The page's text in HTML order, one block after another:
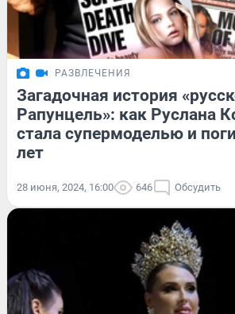
РАЗВЛЕЧЕНИЯ
Загадочная история
Рапунцель»: как Руслана
стала супермоделью и
лет
28 июня, 2024, 16:00 646 Обсудить